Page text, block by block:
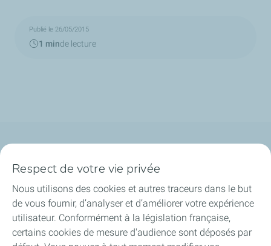
Publié le 26/05/2015
1 minde lecture
Financer les entreprises
Soutenir les projets industriels
Respect de votre vie privée
Nous utilisons des cookies et autres traceurs dans le but
de vous fournir, d’analyser et d’améliorer votre expérience
utilisateur. Conformément à la législation française,
certains cookies de mesure d'audience sont déposés par